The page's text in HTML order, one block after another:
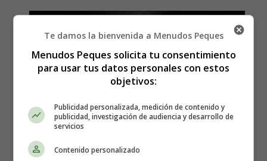
Te damos la bienvenida a Menudos Peques
Menudos Peques solicita tu consentimiento
para usar tus datos personales con estos
objetivos:
Publicidad personalizada, medición de contenido y
publicidad, investigación de audiencia y desarrollo de
servicios
Contenido personalizado